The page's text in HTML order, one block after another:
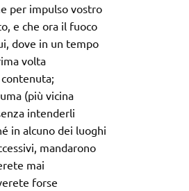
per impulso vostro
e che ora il fuoco
dove in un tempo
volta
(più vicina
intenderli
in alcuno dei luoghi
mandarono
mai
forse